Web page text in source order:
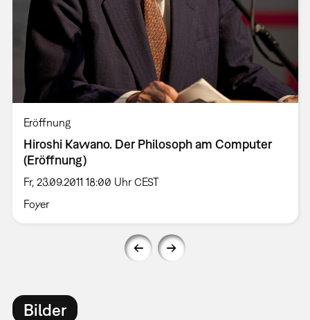
Eröffnung
Hiroshi Kawano. Der Philosoph am Computer
(Eröffnung)
Fr, 23.09.2011 18:00 Uhr CEST
Foyer
Bilder